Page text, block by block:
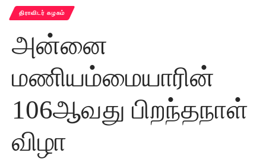
திராவிடர் கழகம்
அன்னை
மணியம்மையாரின்
106ஆவது பிறந்தநாள்
விழா